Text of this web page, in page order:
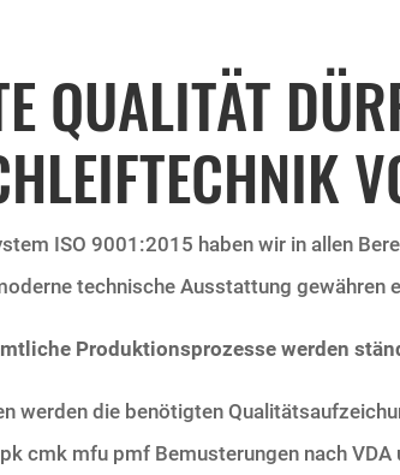
QUALITÄT
ISO 9001:2015 haben wir in allen
technische Ausstattung gewähren
Produktionsprozesse werden
werden die benötigten
cmk mfu pmf Bemusterungen nach VDA